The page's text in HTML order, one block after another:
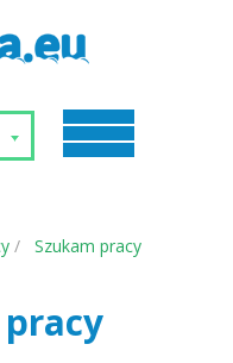
Szukam pracy